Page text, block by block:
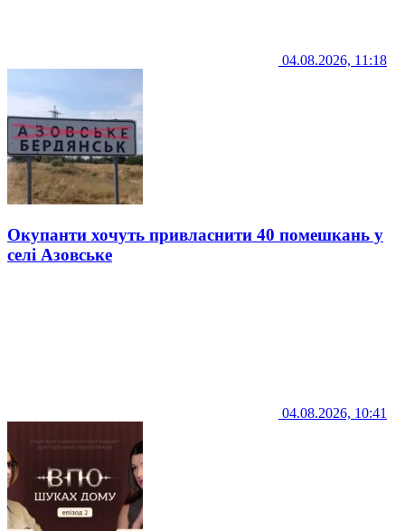
04.08.2026, 11:18
Окупанти хочуть привласнити 40 помешкань у
селі Азовське
04.08.2026, 10:41